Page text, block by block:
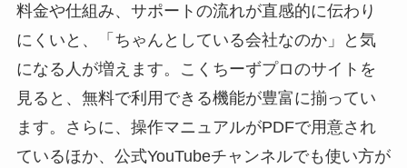
料金や仕組み、サポートの流れが直感的に伝わり
にくいと、「ちゃんとしている会社なのか」と気
になる人が増えます。こくちーずプロのサイトを
見ると、無料で利用できる機能が豊富に揃ってい
ます。さらに、操作マニュアルがPDFで用意され
ているほか、公式YouTubeチャンネルでも使い方が